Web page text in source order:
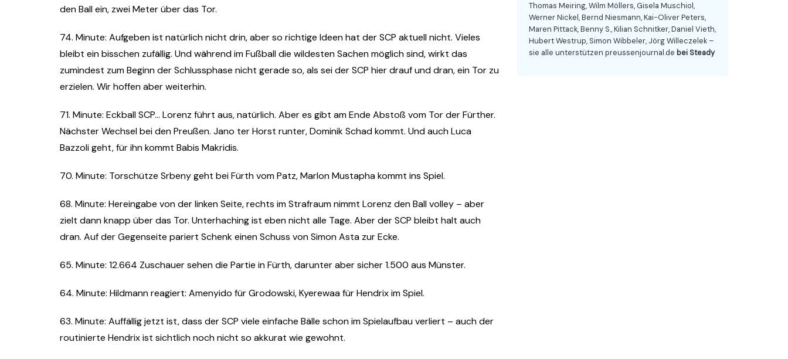
den Ball ein, zwei Meter über das Tor.
74. Minute: Aufgeben ist natürlich nicht drin, aber so richtige Ideen hat der SCP aktuell nicht. Vieles
bleibt ein bisschen zufällig. Und während im Fußball die wildesten Sachen möglich sind, wirkt das
zumindest zum Beginn der Schlussphase nicht gerade so, als sei der SCP hier drauf und dran, ein Tor zu
erzielen. Wir hoffen aber weiterhin.
71. Minute: Eckball SCP… Lorenz führt aus, natürlich. Aber es gibt am Ende Abstoß vom Tor der Fürther.
Nächster Wechsel bei den Preußen. Jano ter Horst runter, Dominik Schad kommt. Und auch Luca
Bazzoli geht, für ihn kommt Babis Makridis.
70. Minute: Torschütze Srbeny geht bei Fürth vom Patz, Marlon Mustapha kommt ins Spiel.
68. Minute: Hereingabe von der linken Seite, rechts im Strafraum nimmt Lorenz den Ball volley – aber
zielt dann knapp über das Tor. Unterhaching ist eben nicht alle Tage. Aber der SCP bleibt halt auch
dran. Auf der Gegenseite pariert Schenk einen Schuss von Simon Asta zur Ecke.
65. Minute: 12.664 Zuschauer sehen die Partie in Fürth, darunter aber sicher 1.500 aus Münster.
64. Minute: Hildmann reagiert: Amenyido für Grodowski, Kyerewaa für Hendrix im Spiel.
63. Minute: Auffällig jetzt ist, dass der SCP viele einfache Bälle schon im Spielaufbau verliert – auch der
routinierte Hendrix ist sichtlich noch nicht so akkurat wie gewohnt.
Thomas Meiring, Wilm Möllers, Gisela Muschiol,
Werner Nickel, Bernd Niesmann, Kai-Oliver Peters,
Maren Pittack, Benny S., Kilian Schnitker, Daniel Vieth,
Hubert Westrup, Simon Wibbeler, Jörg Willeczelek –
sie alle unterstützen preussenjournal.de bei Steady